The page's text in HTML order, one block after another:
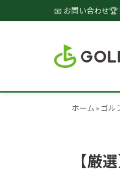
📧 お問い合わせ🏆
ホーム » ゴル
【厳